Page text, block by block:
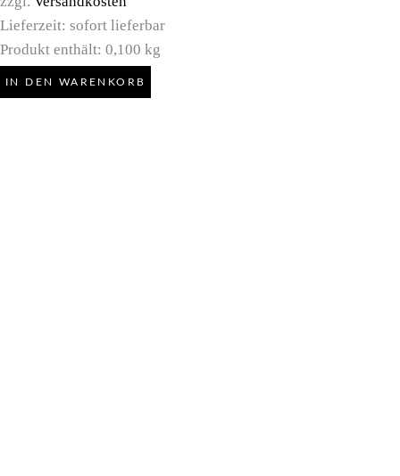
Lieferzeit: sofort lieferbar
Produkt enthält: 0,100 kg
IN DEN WARENKORB